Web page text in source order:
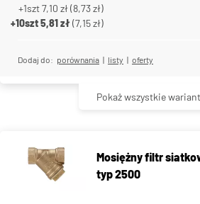
+1szt7,10 zł(8,73 zł)
+10szt5,81 zł(7,15 zł)
Dodaj do: porównania | listy | oferty
Pokaż wszystkie
Mosiężny filtr
typ 2500